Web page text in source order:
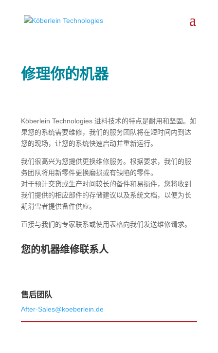
修理你的机器
Köberlein Technologies 进料技术的特点是耐用和坚固。如
果您的系统需要维修，我们的服务团队将在短时间内到达
您的现场，让您的系统快速启动并重新运行。
我们很高兴为您提供更换维修服务。根据要求，我们的服
务团队将用新零件更换磨损或有缺陷的零件。
对于预计交货或生产时间较长的备件和易损件，您将收到
我们提供的相应部件的存储建议以及系统文档，以便为长
期滑雪者提供备件供应。
直接与我们的专家联系或使用表格向我们发送维修请求。
您的机器维修联系人
售后团队
After-Sales@koeberlein.de